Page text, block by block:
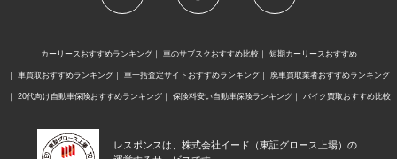
カーリースおすすめランキング 車のサブスクおすすめ比較 短期カーリースおすすめ
車買取おすすめランキング 車一括査定サイトおすすめランキング 廃車買取業者おすすめランキング
20代向け自動車保険おすすめランキング 保険料安い自動車保険ランキング バイク買取おすすめ比較
レスポンスは、株式会社イード（東証グロース上場）の